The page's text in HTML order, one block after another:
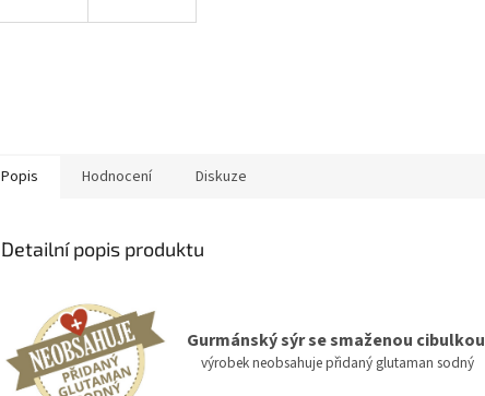
Popis Hodnocení Diskuze
Detailní popis produktu
Gurmánský sýr se smaženou cibulkou
výrobek neobsahuje přidaný glutaman sodný